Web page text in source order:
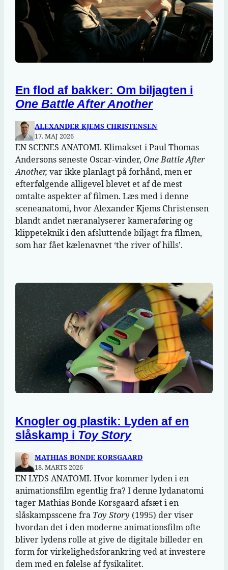
En flod af bakker: Om biljagten i
One Battle After Another
ALEXANDER KJEMS CHRISTENSEN
17. MAJ 2026
EN SCENES ANATOMI. Klimakset i Paul Thomas
Andersons seneste Oscar-vinder,One Battle After
Another, var ikke planlagt på forhånd, men er
efterfølgende alligevel blevet et af de mest
omtalte aspekter af filmen. Læs med i denne
sceneanatomi, hvor Alexander Kjems Christensen
blandt andet næranalyserer kameraføring og
klippeteknik i den afsluttende biljagt fra filmen,
som har fået kælenavnet ‘the river of hills’.
Knogler og plastik: Lyden af en
slåskamp i Toy Story
MATHIAS BONDE KORSGAARD
18. MARTS 2026
EN LYDS ANATOMI. Hvor kommer lyden i en
animationsfilm egentlig fra? I denne lydanatomi
tager Mathias Bonde Korsgaard afsæt i en
slåskampsscene fra Toy Story (1995) der viser
hvordan det i den moderne animationsfilm ofte
bliver lydens rolle at give de digitale billeder en
form for virkelighedsforankring ved at investere
dem med en følelse af fysikalitet.